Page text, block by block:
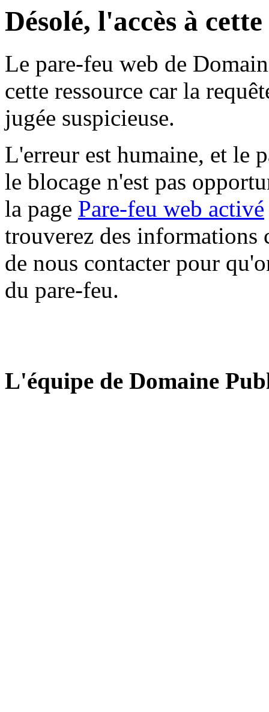
Désolé, l'accès à
Le pare-feu web de
cette ressource car la
jugée suspicieuse.
L'erreur est humaine, et le
le blocage n'est pas
la page Pare-feu web activé
trouverez des informations
de nous contacter pour
du pare-feu.
L'équipe de Domaine